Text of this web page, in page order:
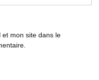
mon site dans le